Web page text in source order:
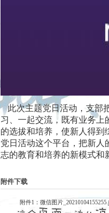
此次主题党日活动，支部
习、一起交流，既有业务
的选拔和培养，使新人得
党日活动这个平台，把新
志的教育和培养的新模式和
附件下载
附件1：微信图片